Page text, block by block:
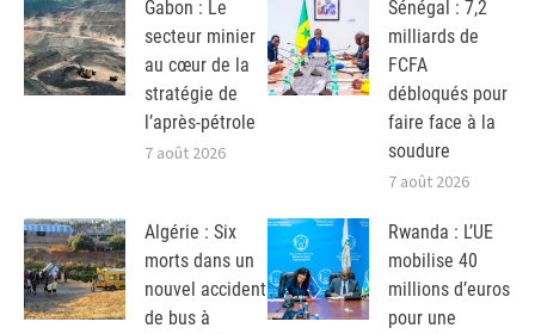
Gabon : Le
secteur minier
au cœur de la
stratégie de
l’après-pétrole
7 août 2026
Sénégal : 7,2
milliards de
FCFA
débloqués pour
faire face à la
soudure
7 août 2026
Algérie : Six
morts dans un
nouvel accident
de bus à
Rwanda : L’UE
mobilise 40
millions d’euros
pour une